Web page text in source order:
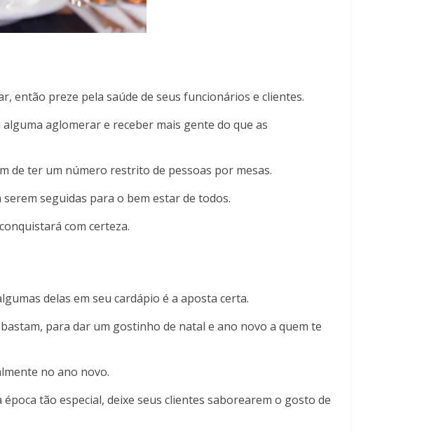
então preze pela saúde de seus funcionários e clientes.
aglomerar e receber mais gente do que as
de ter um número restrito de pessoas por mesas.
seguidas para o bem estar de todos.
com certeza.
delas em seu cardápio é a aposta certa.
para dar um gostinho de natal e ano novo a quem te
no ano novo.
tão especial, deixe seus clientes saborearem o gosto de